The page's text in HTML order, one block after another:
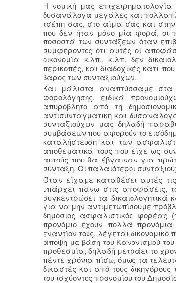
Η νομική μας
δυσανάλογα μεγάλες και
τσέπη σας, στο αίμα σας και στην
που δεν ήταν μόνο μία φορά, οι
ποσοστά των συντάξεων όταν
συμφέροντος ότι αυτές οι
οικονομία κ.λπ., κ.λπ. δεν
περικοπές, και διαδοχικές κάτι
βάρος των συνταξιούχων.
Και μάλιστα αναπτύσσαμε στα
φορολόγησης, ειδικά
απυρόβλητο από τη
αντισυνταγματική και
συνταξιούχων μας δηλαδή
συμβάσεων που αφορούν το
καταλήστευση και των
αποθεματικά τους που είχε ως
αυτούς που θα έβγαιναν για
σύνταξη. Οι παλαιότεροι
Όταν είχαμε καταθέσει αυτές
υπάρχει πάνω στις αποφάσεις,
συγκεντρώσει τα
για να μην αντιμετωπίσουμε
δημόσιος ασφαλιστικός
προνόμιο έχουν πολλά
εναντίον τους, λέγεται
άποψη με βάση του Κανονισμού
προθεσμία, δηλαδή μετράει το
πέντε χρόνια πίσω, όμως τα
δικαστές και από τους
του ισχύοντος προνομίου του